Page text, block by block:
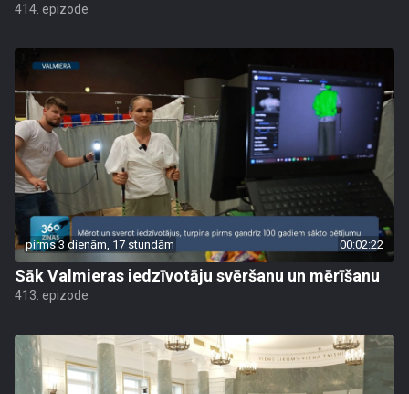
414. epizode
pirms 3 dienām, 17 stundām 00:02:22
Sāk Valmieras iedzīvotāju svēršanu un mērīšanu
413. epizode